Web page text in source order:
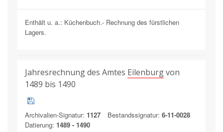
Enthält u. a.: Küchenbuch.- Rechnung des fürstlichen
Lagers.
Jahresrechnung des Amtes Eilenburgvon
1489 bis 1490
Archivalien-Signatur: 1127 Bestandssignatur: 6-11-0028
Datierung: 1489 - 1490